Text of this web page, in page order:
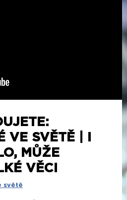
VE SVĚTĚ | I
MŮŽE
VĚCI
světě